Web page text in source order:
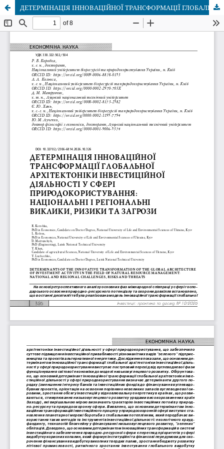
ДЕТЕРМІНАЦІЯ ІННОВАЦІЙНОЇ ТРАНСФОРМАЦІЇ ГЛОБАЛЬНОЇ АРХІТЕКТОНІКИ ІНВЕСТИЦІЙНОЇ ДІЯЛЬНОСТІ У СФЕРІ ПРИРОДОКОРИСТУВАННЯ: НАЦІОНАЛЬНІ І РЕГІОНАЛЬНІ ВИКЛИКИ, РИЗИКИ ТА ЗАГРОЗИ